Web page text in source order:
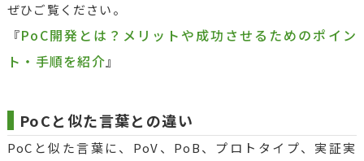
ぜひご覧ください。
『PoC開発とは？メリットや成功させるためのポイン
ト・手順を紹介』
PoCと似た言葉との違い
PoCと似た言葉に、PoV、PoB、プロトタイプ、実証実